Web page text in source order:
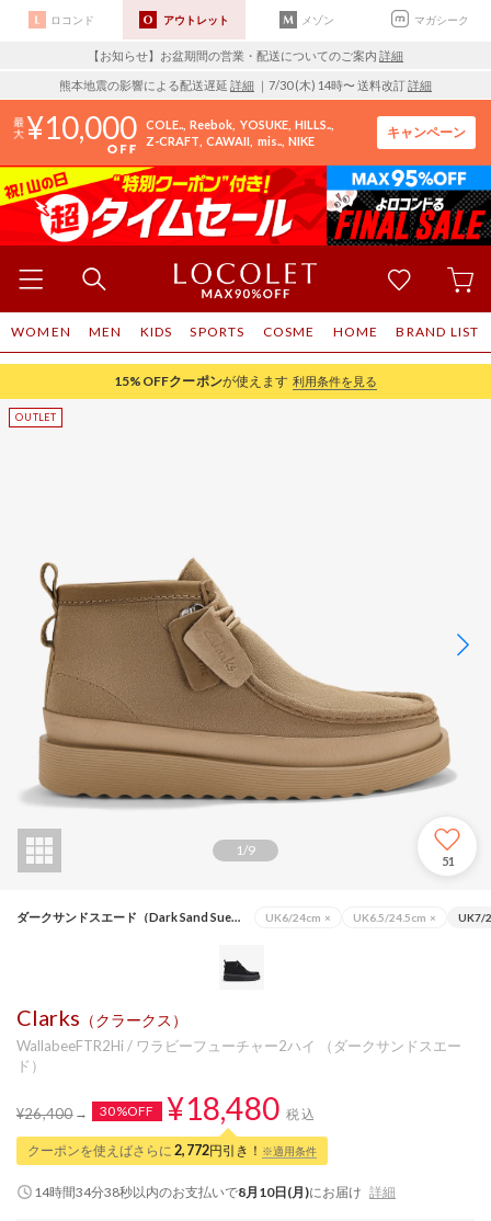
ロコンド アウトレット メゾン マガシーク
【お知らせ】お盆期間の営業・配送についてのご案内 詳細
熊本地震の影響による配送遅延 詳細 ｜7/30 (木) 14時〜 送料改訂詳細
10,000 COLE.. Reebok YOSUKE HILLS..
Z-CRAFT CAWAII mis.. NIKE
キャンペーン
WOMEN MEN KIDS SPORTS COSME HOME BRAND LIST
15%OFFクーポンが使えます 利用条件を見る
1/9
51
ダークサンドスエード（Dark Sand Suede） UK6/24cm × UK6.5/24.5cm × UK7/
Clarks （クラークス）
WallabeeFTR2Hi / ワラビーフューチャー2ハイ （ダークサンドスエー
ド）
¥26,400 30%OFF ¥18,480 税込
クーポンを使えばさらに 2,772円引き！ ※適用条件
14時間34分38秒以内のお支払いで8月10日(月)にお届け 詳細